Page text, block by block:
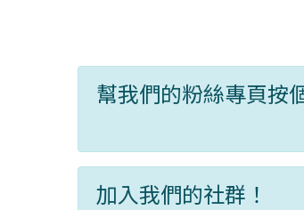
幫我們的粉絲專頁按
加入我們的社群！